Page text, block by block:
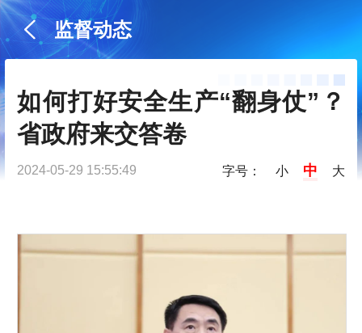
监督动态
如何打好安全生产“翻身仗”？
省政府来交答卷
2024-05-29 15:55:49 字号： 小 中 大